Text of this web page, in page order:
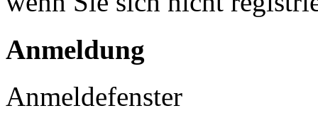
Anmeldung
Anmeldefenster